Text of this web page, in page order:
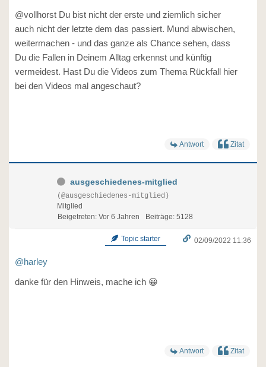
@vollhorst Du bist nicht der erste und ziemlich sicher
auch nicht der letzte dem das passiert. Mund abwischen,
weitermachen - und das ganze als Chance sehen, dass
Du die Fallen in Deinem Alltag erkennst und künftig
vermeidest. Hast Du die Videos zum Thema Rückfall hier
bei den Videos mal angeschaut?
Antwort Zitat
ausgeschiedenes-mitglied
(@ausgeschiedenes-mitglied)
Mitglied
Beigetreten: Vor 6 Jahren
Beiträge: 5128
Topic starter 02/09/2022 11:36
@harley
danke für den Hinweis, mache ich 😀
Antwort Zitat